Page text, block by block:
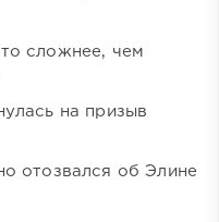
сложнее, чем
на призыв
отозвался об Элине